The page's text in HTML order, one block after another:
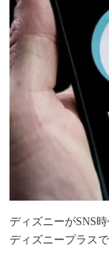
ディズニーがSNS
ディズニープラス